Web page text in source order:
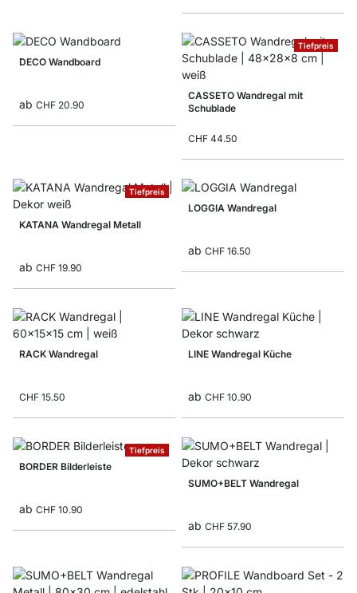
DECO Wandboard
ab CHF 20.90
Tiefpreis
CASSETO Wandregal mit
Schublade
CHF 44.50
Tiefpreis
KATANA Wandregal Metall
ab CHF 19.90
LOGGIA Wandregal
ab CHF 16.50
RACK Wandregal
CHF 15.50
LINE Wandregal Küche
ab CHF 10.90
Tiefpreis
BORDER Bilderleiste
ab CHF 10.90
SUMO+BELT Wandregal
ab CHF 57.90